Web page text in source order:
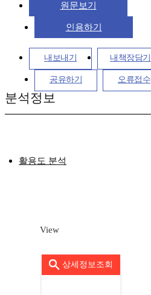
원문보기
인용하기
내보내기 내책장담기
공유하기 오류접수
분석정보
활용도 분석
View
상세정보조회